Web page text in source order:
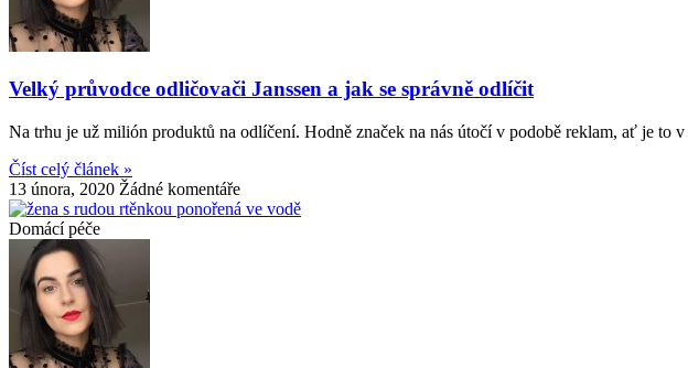
Velký průvodce odličovači Janssen a jak se správně odlíčit
Na trhu je už milión produktů na odlíčení. Hodně značek na nás útočí v podobě reklam, ať je to
Číst celý článek »
13 února, 2020 Žádné komentáře
Domácí péče